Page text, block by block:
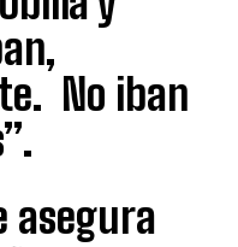
No iban
asegura